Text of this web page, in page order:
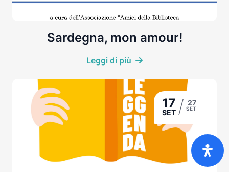
Sardegna, mon amour!
Leggi di più
17
SET / 27
SET